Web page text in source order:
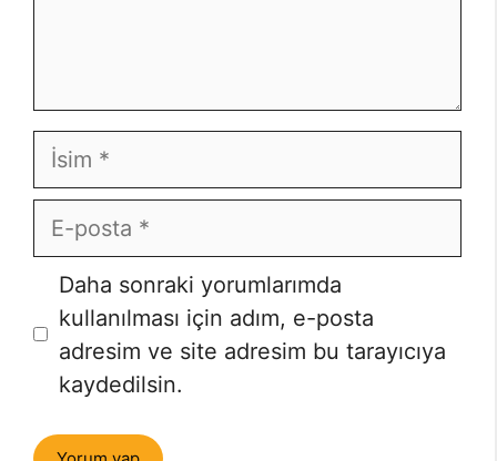
İsim
E-
posta
İnternet
sitesi
Daha sonraki yorumlarımda
kullanılması için adım, e-posta
adresim ve site adresim bu tarayıcıya
kaydedilsin.